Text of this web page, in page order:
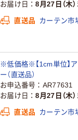
お届け日
8月27日（木
直送品 カーテン市
※低価格※【1cm単位】
ー（直送品）
お申込番号
AR77631
お届け日
8月27日（木
直送品 カーテン市